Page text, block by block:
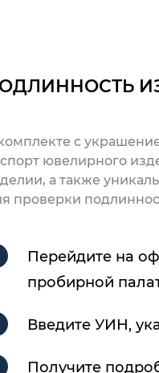
с
ювелирного
а также
проверки
Перейдите на
пробирной
Введите УИН,
Получите